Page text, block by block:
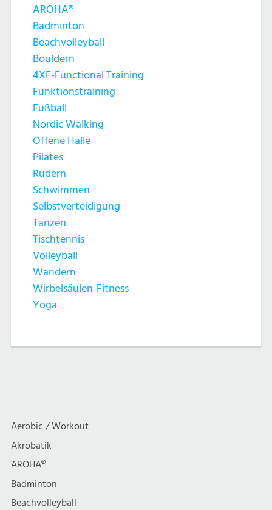
AROHA®
Badminton
Beachvolleyball
Bouldern
4XF-Functional Training
Funktionstraining
Fußball
Nordic Walking
Offene Halle
Pilates
Rudern
Schwimmen
Selbstverteidigung
Tanzen
Tischtennis
Volleyball
Wandern
Wirbelsäulen-Fitness
Yoga
Aerobic / Workout
Akrobatik
AROHA®
Badminton
Beachvolleyball